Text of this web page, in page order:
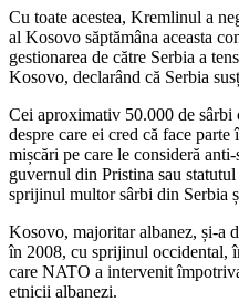
Cu toate acestea, Kremlinul a
al Kosovo săptămâna aceasta
gestionarea de către Serbia a
Kosovo, declarând că Serbia
Cei aproximativ 50.000 de
despre care ei cred că face
mișcări pe care le consideră
guvernul din Pristina sau
sprijinul multor sârbi din Serbia
Kosovo, majoritar albanez, și-a
în 2008, cu sprijinul occidental,
care NATO a intervenit
etnicii albanezi.